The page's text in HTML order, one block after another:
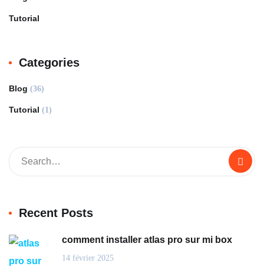
Tutorial
Categories
Blog (36)
Tutorial (1)
Recent Posts
comment installer atlas pro sur mi box
14 février 2025